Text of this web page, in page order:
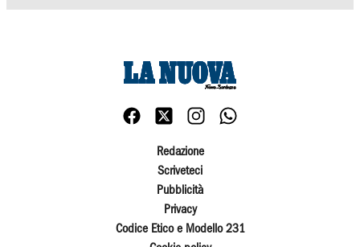
Redazione
Scriveteci
Pubblicità
Privacy
Codice Etico e Modello 231